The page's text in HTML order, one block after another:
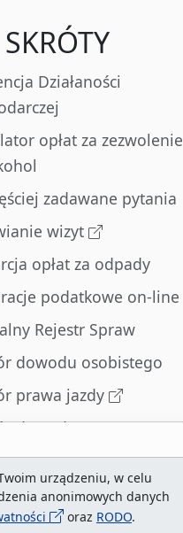
urządzeniu, w celu
anonimowych danych
oraz RODO.
Działaności
opłat za zezwolenie
zadawane pytania
wizyt
opłat za odpady
podatkowe on-line
Rejestr Spraw
dowodu osobistego
prawa jazdy
dowodu
dowody